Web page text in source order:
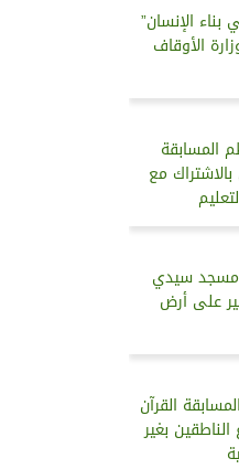
الإنسان”
الأوقاف
المسابقة
بالاشتراك مع
مسجد سيدي
على أرض
القرآن
بغير